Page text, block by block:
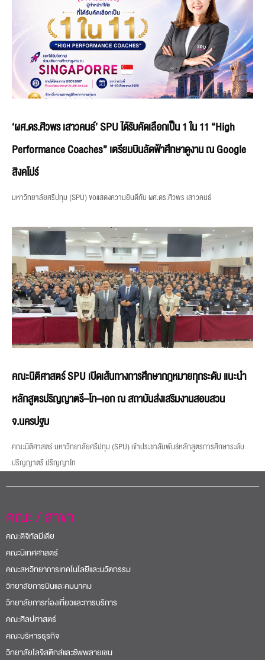
‘ผศ.ดร.ศิวพร เสาวคนธ์’ SPU ได้รับคัดเลือกเป็น 1 ใน 11 “High
Performance Coaches” เตรียมบินลัดฟ้าศึกษาดูงาน ณ Google
สิงคโปร์
มหาวิทยาลัยศรีปทุม (SPU) ขอแสดงความยินดีกับ ผศ.ดร.ศิวพร เสาวคนธ์
คณะนิติศาสตร์ SPU เปิดเส้นทางการศึกษากฎหมายทุกระดับ แนะนำ
หลักสูตรปริญญาตรี–โท–เอก ณ สถาบันส่งเสริมงานสอบสวน
จ.นครปฐม
คณะนิติศาสตร์ มหาวิทยาลัยศรีปทุม (SPU) เข้าประชาสัมพันธ์หลักสูตรการศึกษาระดับ
ปริญญาตรี ปริญญาโท
คณะ / สาขา
คณะดิจิทัลมีเดีย
คณะนิเทศศาสตร์
คณะสหวิทยาการเทคโนโลยีและนวัตกรรม
วิทยาลัยการบินและคมนาคม
วิทยาลัยการท่องเที่ยวและการบริการ
คณะศิลปศาสตร์
คณะบริหารธุรกิจ
วิทยาลัยโลจิสติกส์และซัพพลายเชน